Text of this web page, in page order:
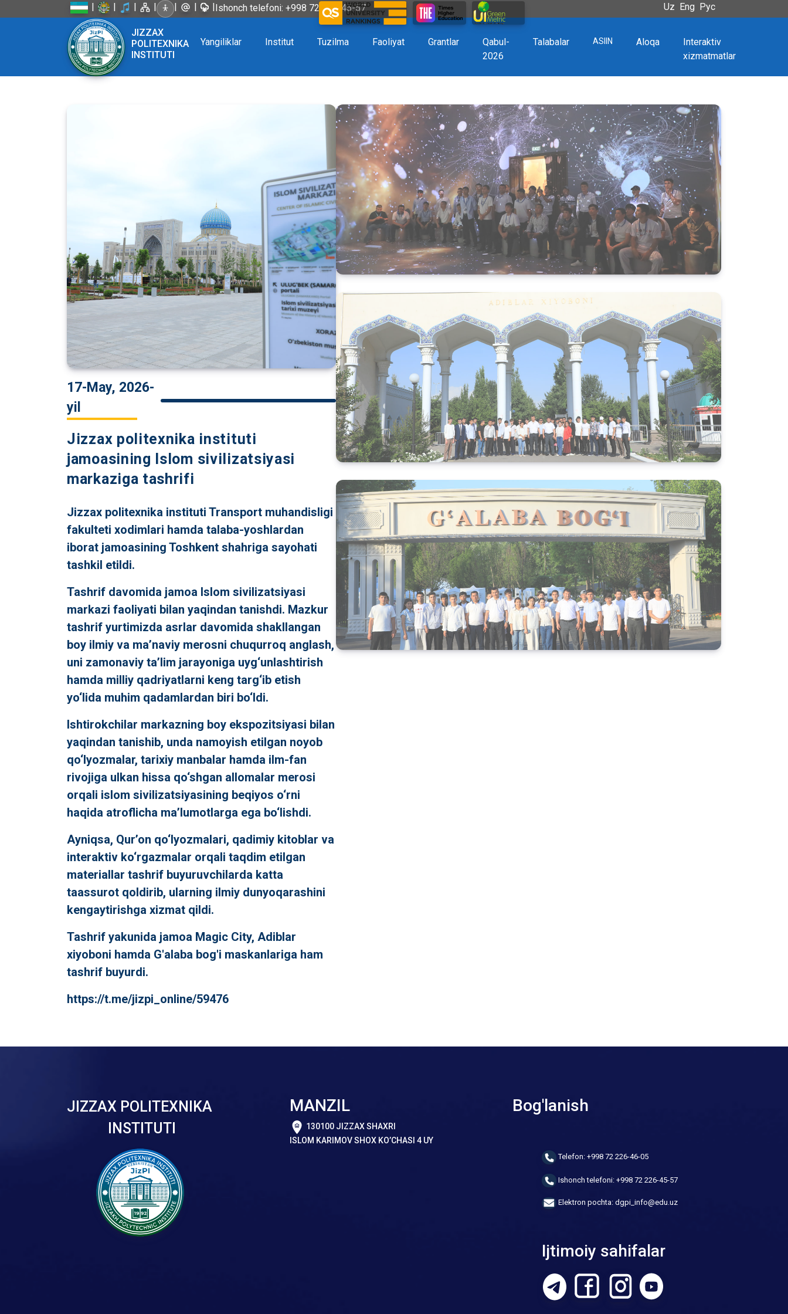
| | | | | | |Ishonch telefoni: +998 72 226-45-57 Uz Eng Рус
JIZZAX
POLITEXNIKA
INSTITUTI
Yangiliklar Institut Tuzilma Faoliyat Grantlar
Qabul-
2026
Talabalar ASIIN Aloqa
Interaktiv
xizmatmatlar
17-May, 2026-
yil
Jizzax politexnika instituti
jamoasining Islom sivilizatsiyasi
markaziga tashrifi
Jizzax politexnika instituti Transport muhandisligi
fakulteti xodimlari hamda talaba-yoshlardan
iborat jamoasining Toshkent shahriga sayohati
tashkil etildi.
Tashrif davomida jamoa Islom sivilizatsiyasi
markazi faoliyati bilan yaqindan tanishdi. Mazkur
tashrif yurtimizda asrlar davomida shakllangan
boy ilmiy va ma’naviy merosni chuqurroq anglash,
uni zamonaviy ta’lim jarayoniga uyg‘unlashtirish
hamda milliy qadriyatlarni keng targ‘ib etish
yo‘lida muhim qadamlardan biri bo‘ldi.
Ishtirokchilar markazning boy ekspozitsiyasi bilan
yaqindan tanishib, unda namoyish etilgan noyob
qo‘lyozmalar, tarixiy manbalar hamda ilm-fan
rivojiga ulkan hissa qo‘shgan allomalar merosi
orqali islom sivilizatsiyasining beqiyos o‘rni
haqida atroflicha ma’lumotlarga ega bo‘lishdi.
Ayniqsa, Qur’on qo‘lyozmalari, qadimiy kitoblar va
interaktiv ko‘rgazmalar orqali taqdim etilgan
materiallar tashrif buyuruvchilarda katta
taassurot qoldirib, ularning ilmiy dunyoqarashini
kengaytirishga xizmat qildi.
Tashrif yakunida jamoa Magic City, Adiblar
xiyoboni hamda G'alaba bog'i maskanlariga ham
tashrif buyurdi.
https://t.me/jizpi_online/59476
JIZZAX POLITEXNIKA
INSTITUTI
MANZIL
130100 JIZZAX SHAXRI
ISLOM KARIMOV SHOX KO’CHASI 4 UY
Bog'lanish
Telefon: +998 72 226-46-05
Ishonch telefoni: +998 72 226-45-57
Elektron pochta: dgpi_info@edu.uz
Ijtimoiy sahifalar